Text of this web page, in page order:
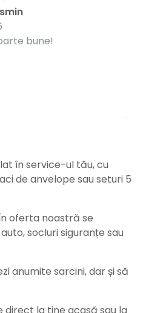
bune!
în service-ul tău, cu
de anvelope sau seturi 5
oferta noastră se
socluri siguranțe sau
anumite sarcini, dar și să